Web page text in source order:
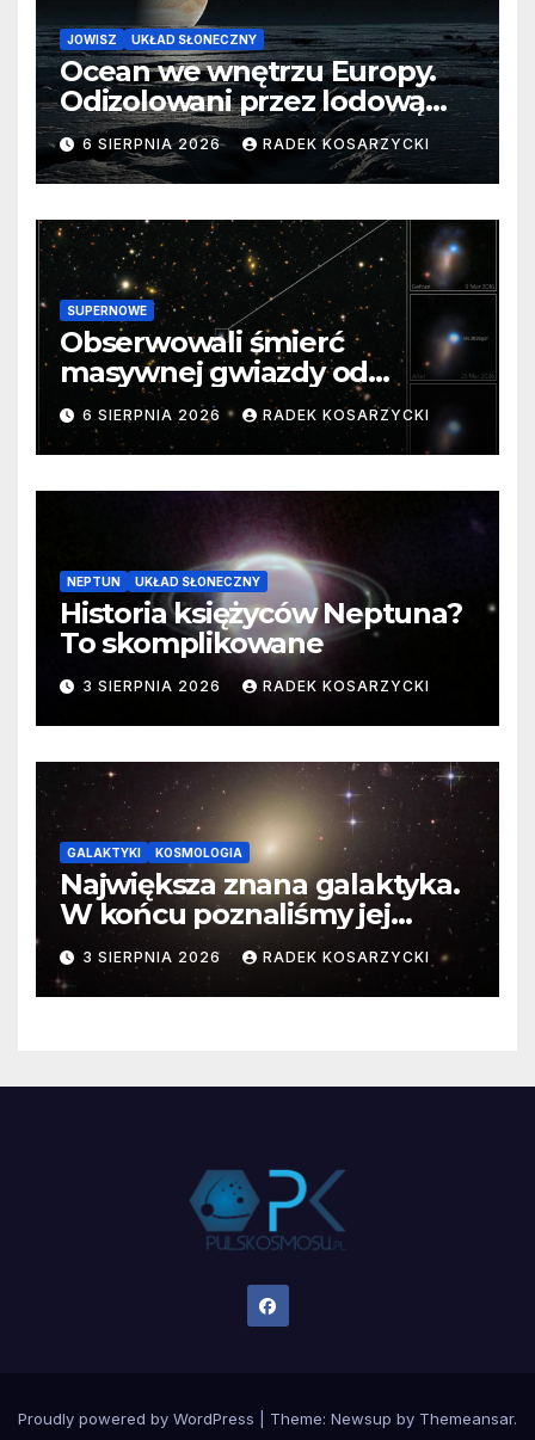
JOWISZ UKŁAD SŁONECZNY
Ocean we wnętrzu Europy.
Odizolowani przez lodową
barierę
6 SIERPNIA 2026 RADEK KOSARZYCKI
SUPERNOWE
Obserwowali śmierć
masywnej gwiazdy od
samego początku. Niezwykle
cenne dane
6 SIERPNIA 2026 RADEK KOSARZYCKI
NEPTUN UKŁAD SŁONECZNY
Historia księżyców Neptuna?
To skomplikowane
3 SIERPNIA 2026 RADEK KOSARZYCKI
GALAKTYKI KOSMOLOGIA
Największa znana galaktyka.
W końcu poznaliśmy jej
faktyczne wymiary
3 SIERPNIA 2026 RADEK KOSARZYCKI
Proudly powered by WordPress Theme: Newsup by Themeansar.